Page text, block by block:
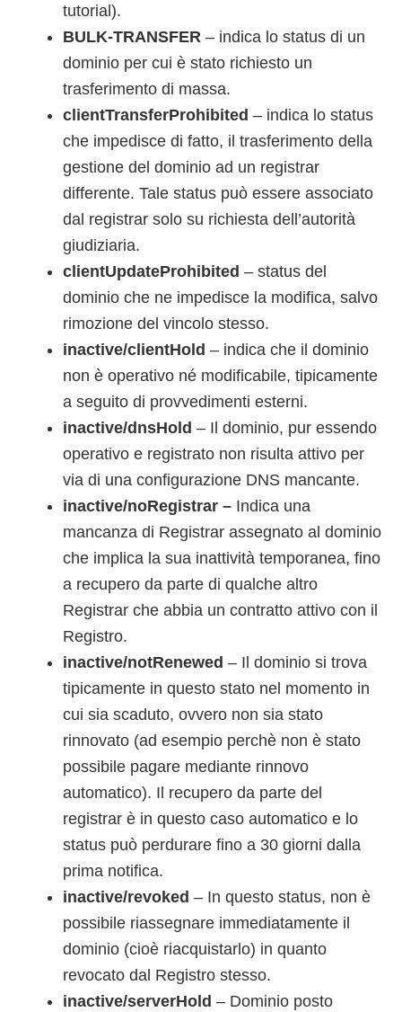
tutorial).
BULK-TRANSFER – indica lo status di un
dominio per cui è stato richiesto un
trasferimento di massa.
clientTransferProhibited – indica lo status
che impedisce di fatto, il trasferimento della
gestione del dominio ad un registrar
differente. Tale status può essere associato
dal registrar solo su richiesta dell’autorità
giudiziaria.
clientUpdateProhibited – status del
dominio che ne impedisce la modifica, salvo
rimozione del vincolo stesso.
inactive/clientHold – indica che il dominio
non è operativo né modificabile, tipicamente
a seguito di provvedimenti esterni.
inactive/dnsHold – Il dominio, pur essendo
operativo e registrato non risulta attivo per
via di una configurazione DNS mancante.
inactive/noRegistrar – Indica una
mancanza di Registrar assegnato al dominio
che implica la sua inattività temporanea, fino
a recupero da parte di qualche altro
Registrar che abbia un contratto attivo con il
Registro.
inactive/notRenewed – Il dominio si trova
tipicamente in questo stato nel momento in
cui sia scaduto, ovvero non sia stato
rinnovato (ad esempio perchè non è stato
possibile pagare mediante rinnovo
automatico). Il recupero da parte del
registrar è in questo caso automatico e lo
status può perdurare fino a 30 giorni dalla
prima notifica.
inactive/revoked – In questo status, non è
possibile riassegnare immediatamente il
dominio (cioè riacquistarlo) in quanto
revocato dal Registro stesso.
inactive/serverHold – Dominio posto